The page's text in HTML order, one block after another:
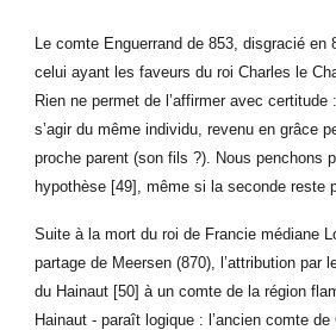
Le comte Enguerrand de 853, disgracié en
celui ayant les faveurs du roi Charles le
Rien ne permet de l’affirmer avec
s’agir du même individu, revenu en grâce
proche parent (son fils ?). Nous penchons
hypothèse [49], même si la seconde reste
Suite à la mort du roi de Francie médiane
partage de Meersen (870), l’attribution par
du Hainaut [50] à un comte de la région
Hainaut - paraît logique : l’ancien comte